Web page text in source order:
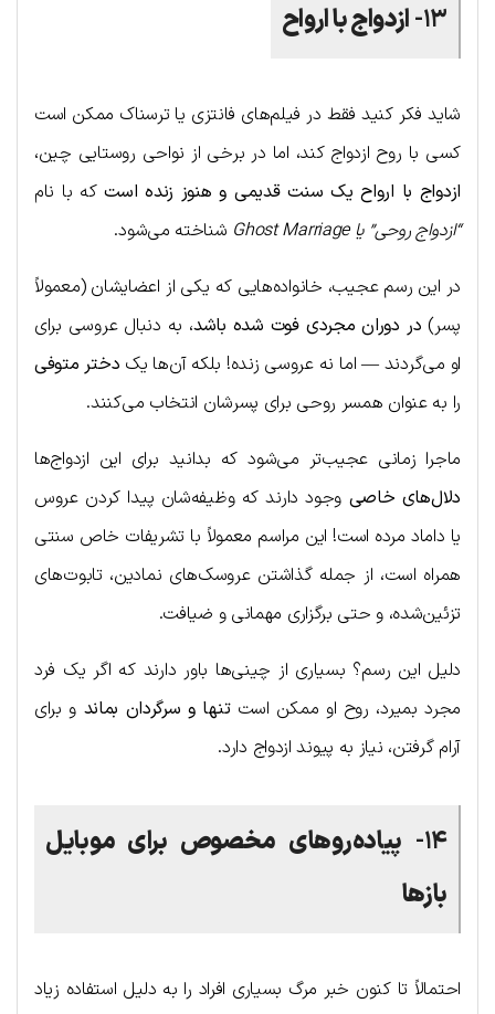
۱۳- ازدواج با ارواح
شاید فکر کنید فقط در فیلم‌های فانتزی یا ترسناک ممکن است
کسی با روح ازدواج کند، اما در برخی از نواحی روستایی چین،
ازدواج با ارواح یک سنت قدیمی و هنوز زنده استکه با نام
“ازدواج روحی” یا Ghost Marriage
شناخته می‌شود.
در این رسم عجیب، خانواده‌هایی که یکی از اعضایشان (معمولاً
پسر) در دوران مجردی فوت شده باشد، به دنبال عروسی برای
او می‌گردند — اما نه عروسی زنده! بلکه آن‌ها یک دختر متوفی
را به عنوان همسر روحی برای پسرشان انتخاب می‌کنند.
ماجرا زمانی عجیب‌تر می‌شود که بدانید برای این ازدواج‌ها
دلال‌های خاصی وجود دارند که وظیفه‌شان پیدا کردن عروس
یا داماد مرده است! این مراسم معمولاً با تشریفات خاص سنتی
همراه است، از جمله گذاشتن عروسک‌های نمادین، تابوت‌های
تزئین‌شده، و حتی برگزاری مهمانی و ضیافت.
دلیل این رسم؟ بسیاری از چینی‌ها باور دارند که اگر یک فرد
مجرد بمیرد، روح او ممکن استتنها و سرگردان بماند و برای
آرام گرفتن، نیاز به پیوند ازدواج دارد.
۱۴-
پیاده‌روهای مخصوص برای موبایل
بازها
احتمالاً تا کنون خبر مرگ بسیاری افراد را به دلیل استفاده زیاد